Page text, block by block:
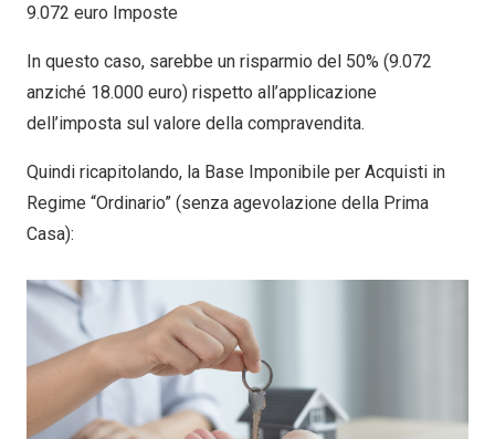
9.072 euro Imposte
In questo caso, sarebbe un risparmio del 50% (9.072
anziché 18.000 euro) rispetto all’applicazione
dell’imposta sul valore della compravendita.
Quindi ricapitolando, la Base Imponibile per Acquisti in
Regime “Ordinario” (senza agevolazione della Prima
Casa):